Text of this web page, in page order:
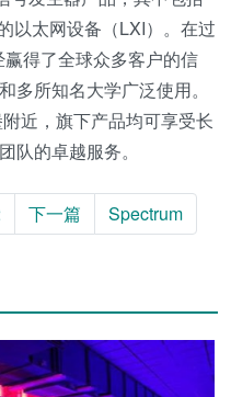
以太网设备（LXI）。在过
得了全球众多客户的信
多所知名大学广泛使用。
近，旗下产品均可享受长
队的卓越服务。
下一篇 Spectrum